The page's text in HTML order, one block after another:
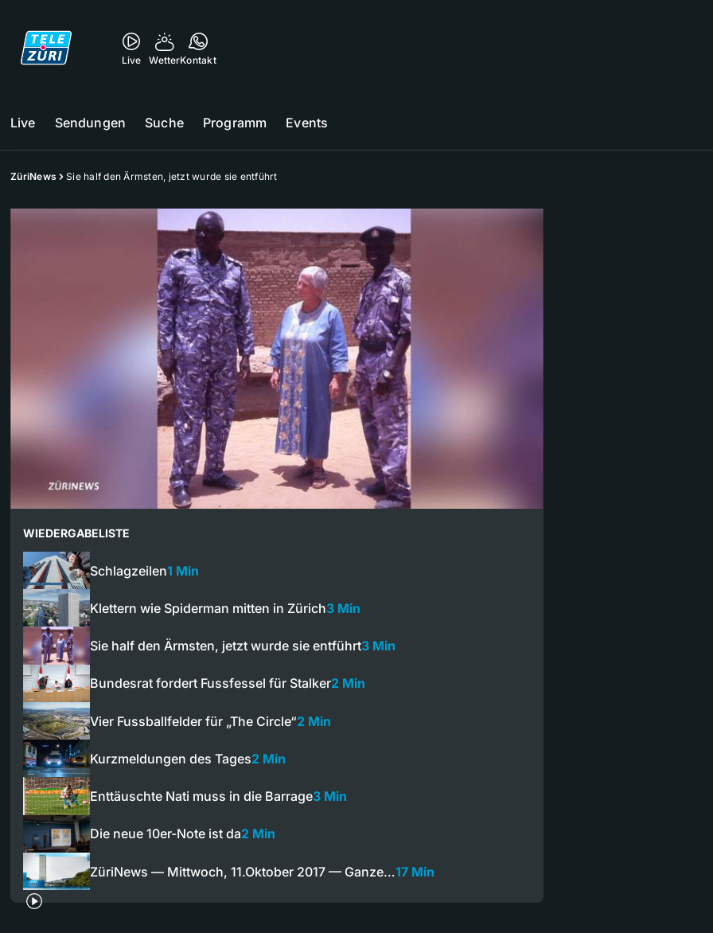
Live WetterKontakt
Live Sendungen Suche Programm Events
ZüriNews Sie half den Ärmsten, jetzt wurde sie entführt
WIEDERGABELISTE
Schlagzeilen1 Min
Klettern wie Spiderman mitten in Zürich3 Min
Sie half den Ärmsten, jetzt wurde sie entführt3 Min
Bundesrat fordert Fussfessel für Stalker2 Min
Vier Fussballfelder für „The Circle“2 Min
Kurzmeldungen des Tages2 Min
Enttäuschte Nati muss in die Barrage3 Min
Die neue 10er-Note ist da2 Min
ZüriNews — Mittwoch, 11.Oktober 2017 — Ganze…17 Min